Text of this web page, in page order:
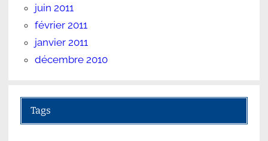
juin 2011
février 2011
janvier 2011
décembre 2010
Tags